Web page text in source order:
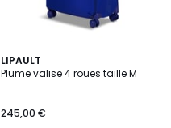
LIPAULT
Plume valise 4 roues taille M
245,00 €
3
Couleurs